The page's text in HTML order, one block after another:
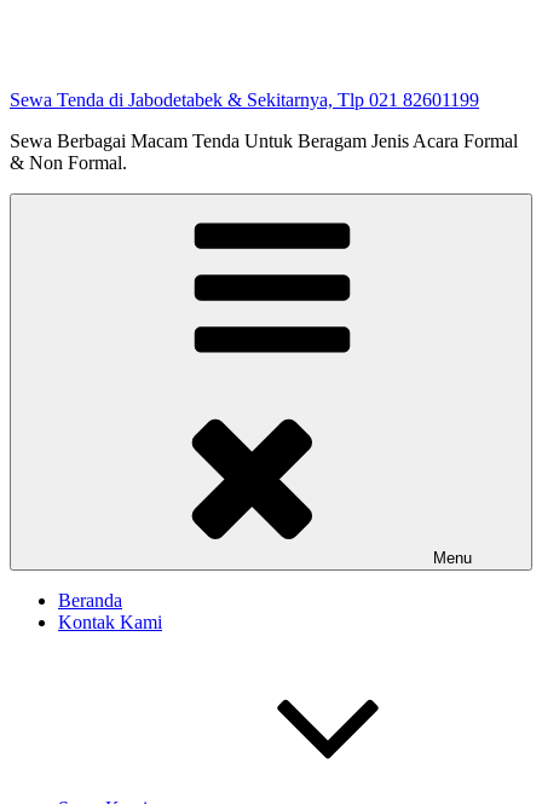
Sewa Tenda di Jabodetabek & Sekitarnya, Tlp 021 82601199
Sewa Berbagai Macam Tenda Untuk Beragam Jenis Acara Formal
& Non Formal.
Menu
Beranda
Kontak Kami